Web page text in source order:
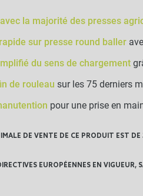
la majorité des presses
sur presse round baller
du sens de chargement
de rouleau sur les 75 derniers
pour une prise en
DE VENTE DE CE PRODUIT EST DE
EUROPÉENNES EN VIGUEUR,